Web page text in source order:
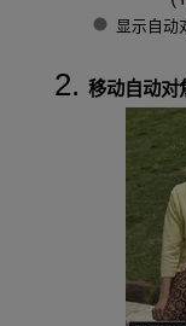
显示自动
移动自动对